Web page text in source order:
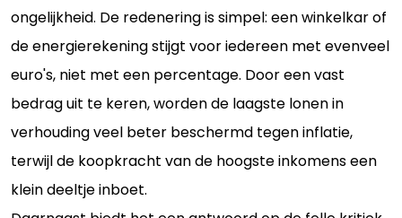
ongelijkheid. De redenering is simpel: een winkelkar of
de energierekening stijgt voor iedereen met evenveel
euro's, niet met een percentage. Door een vast
bedrag uit te keren, worden de laagste lonen in
verhouding veel beter beschermd tegen inflatie,
terwijl de koopkracht van de hoogste inkomens een
klein deeltje inboet.